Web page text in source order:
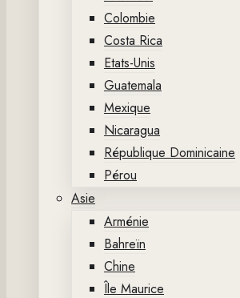
Colombie
Costa Rica
Etats-Unis
Guatemala
Mexique
Nicaragua
République Dominicaine
Pérou
Asie
Arménie
Bahreïn
Chine
Île Maurice